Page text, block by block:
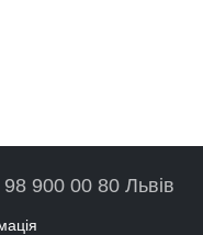
900 00 80 Львів